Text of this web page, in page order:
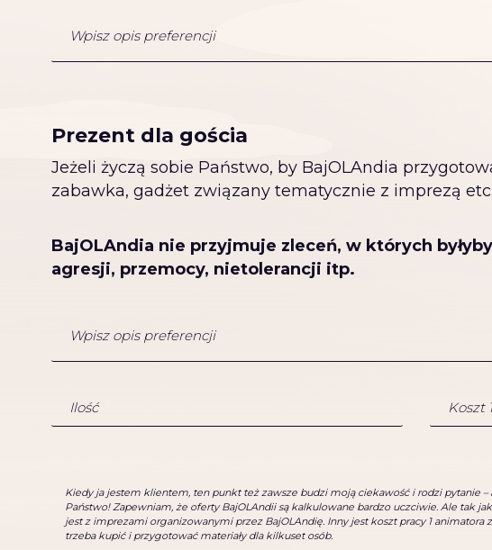
Prezent dla gościa
Jeżeli życzą sobie Państwo, by BajOLAndia
zabawka, gadżet związany tematycznie z imprezą
BajOLAndia nie przyjmuje zleceń, w których
agresji, przemocy, nietolerancji itp.
Kiedy ja jestem klientem, ten punkt też zawsze budzi moją ciekawość i rodzi pytanie
Państwo! Zapewniam, że oferty BajOLAndii są kalkulowane bardzo uczciwie. Ale tak
jest z imprezami organizowanymi przez BajOLAndię. Inny jest koszt pracy 1
trzeba kupić i przygotować materiały dla kilkuset osób.